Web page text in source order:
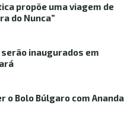
propõe uma viagem de
do Nunca”
serão inaugurados em
o Bolo Búlgaro com Ananda